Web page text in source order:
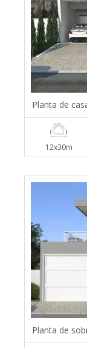
Planta de
12x30m
Planta de